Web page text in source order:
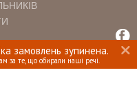
замовлень зупинена.
те, що обирали наші речі.
ПРАВА ЗАХИЩЕНІ.